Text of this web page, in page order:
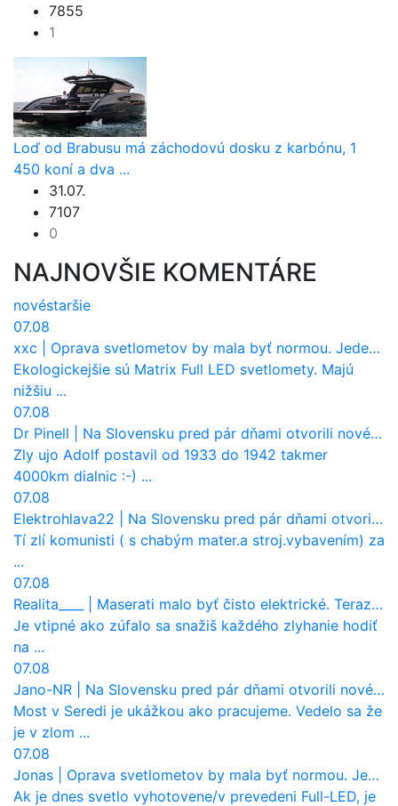
7855
1
Loď od Brabusu má záchodovú dosku z karbónu, 1
450 koní a dva ...
31.07.
7107
0
NAJNOVŠIE KOMENTÁRE
novéstaršie
07.08
xxc
Oprava svetlometov by mala byť normou. Jeden nový dnes stojí priemerne 1251 eur!
Ekologickejšie sú Matrix Full LED svetlomety. Majú
nižšiu ...
07.08
Dr Pinell
Na Slovensku pred pár dňami otvorili nové mosty, ktoré to sú?
Zly ujo Adolf postavil od 1933 do 1942 takmer
4000km dialnic :-) ...
07.08
Elektrohlava22
Na Slovensku pred pár dňami otvorili nové mosty, ktoré to sú?
Tí zlí komunisti ( s chabým mater.a stroj.vybavením) za
...
07.08
Realita____
Maserati malo byť čisto elektrické. Teraz zisťuje, že potrebuje nový osemvalcový motor
Je vtipné ako zúfalo sa snažiš každého zlyhanie hodiť
na ...
07.08
Jano-NR
Na Slovensku pred pár dňami otvorili nové mosty, ktoré to sú?
Most v Seredi je ukážkou ako pracujeme. Vedelo sa že
je v zlom ...
07.08
Jonas
Oprava svetlometov by mala byť normou. Jeden nový dnes stojí priemerne 1251 eur!
Ak je dnes svetlo vyhotovene/v prevedeni Full-LED, je